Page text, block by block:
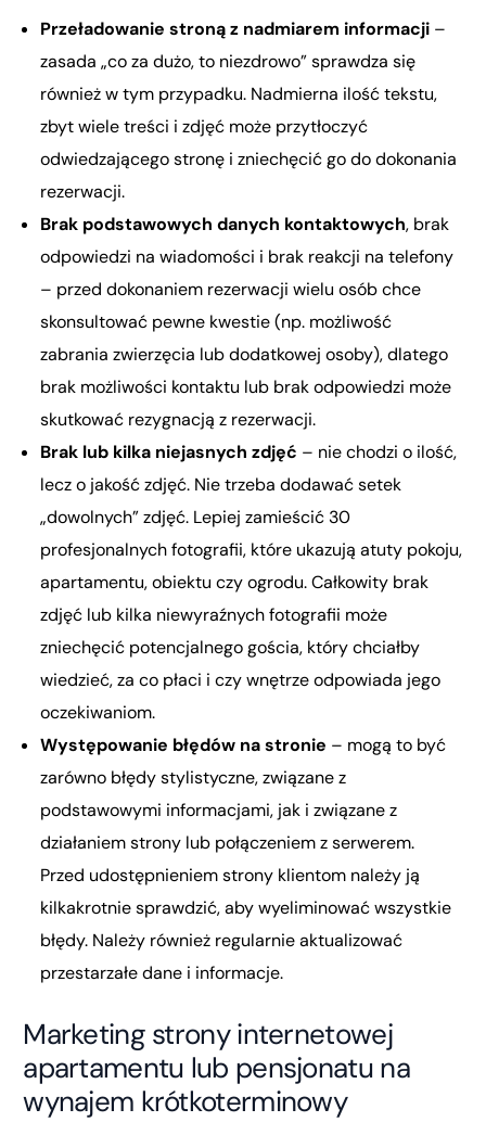
Przeładowanie stroną z nadmiarem informacji –
zasada „co za dużo, to niezdrowo” sprawdza się
również w tym przypadku. Nadmierna ilość tekstu,
zbyt wiele treści i zdjęć może przytłoczyć
odwiedzającego stronę i zniechęcić go do dokonania
rezerwacji.
Brak podstawowych danych kontaktowych, brak
odpowiedzi na wiadomości i brak reakcji na telefony
– przed dokonaniem rezerwacji wielu osób chce
skonsultować pewne kwestie (np. możliwość
zabrania zwierzęcia lub dodatkowej osoby), dlatego
brak możliwości kontaktu lub brak odpowiedzi może
skutkować rezygnacją z rezerwacji.
Brak lub kilka niejasnych zdjęć – nie chodzi o ilość,
lecz o jakość zdjęć. Nie trzeba dodawać setek
„dowolnych” zdjęć. Lepiej zamieścić 30
profesjonalnych fotografii, które ukazują atuty pokoju,
apartamentu, obiektu czy ogrodu. Całkowity brak
zdjęć lub kilka niewyraźnych fotografii może
zniechęcić potencjalnego gościa, który chciałby
wiedzieć, za co płaci i czy wnętrze odpowiada jego
oczekiwaniom.
Występowanie błędów na stronie – mogą to być
zarówno błędy stylistyczne, związane z
podstawowymi informacjami, jak i związane z
działaniem strony lub połączeniem z serwerem.
Przed udostępnieniem strony klientom należy ją
kilkakrotnie sprawdzić, aby wyeliminować wszystkie
błędy. Należy również regularnie aktualizować
przestarzałe dane i informacje.
Marketing strony internetowej
apartamentu lub pensjonatu na
wynajem krótkoterminowy